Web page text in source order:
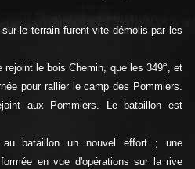
le terrain furent vite démolis par les
rejoint le bois Chemin, que les 349e, et
pour rallier le camp des Pommiers.
aux Pommiers. Le bataillon est
bataillon un nouvel effort ; une
en vue d'opérations sur la rive